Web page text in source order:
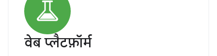
वेब प्लैटफ़ॉर्म